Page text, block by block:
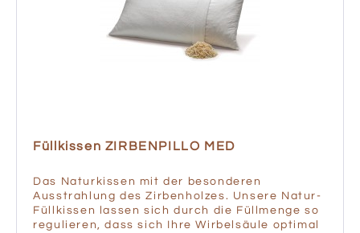
Füllkissen ZIRBENPILLO MED
Das Naturkissen mit der besonderen
Ausstrahlung des Zirbenholzes. Unsere Natur-
Füllkissen lassen sich durch die Füllmenge so
regulieren, dass sich Ihre Wirbelsäule optimal